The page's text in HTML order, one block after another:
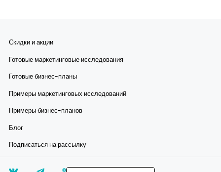
Скидки и акции
Готовые маркетинговые исследования
Готовые бизнес-планы
Примеры маркетинговых исследований
Примеры бизнес-планов
Блог
Подписаться на рассылку